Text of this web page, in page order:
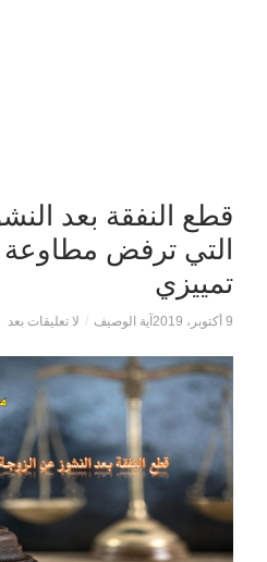
قطع النفقة بعد
التي ترفض مطاوعة
تمييزي
9 أكتوبر، 2019 آية الوصيف / لا تعليقات بعد